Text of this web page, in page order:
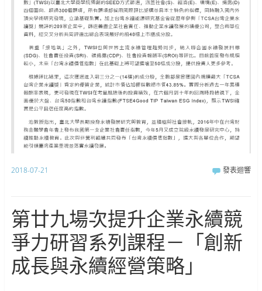
2018-07-21 發表迴響
第廿九場次提升企業永續競
爭力研習系列課程－「創新
成長與永續經營策略」